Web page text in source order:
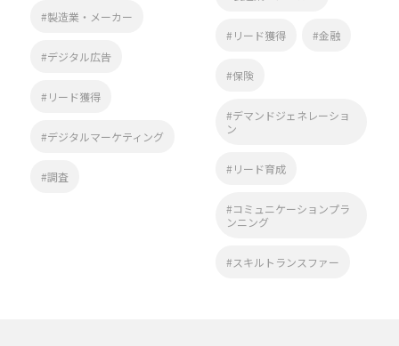
#製造業・メーカー
#デジタル広告
#リード獲得
#デジタルマーケティング
#調査
#リード獲得 #金融
#保険
#デマンドジェネレーショ
ン
#リード育成
#コミュニケーションプラ
ンニング
#スキルトランスファー